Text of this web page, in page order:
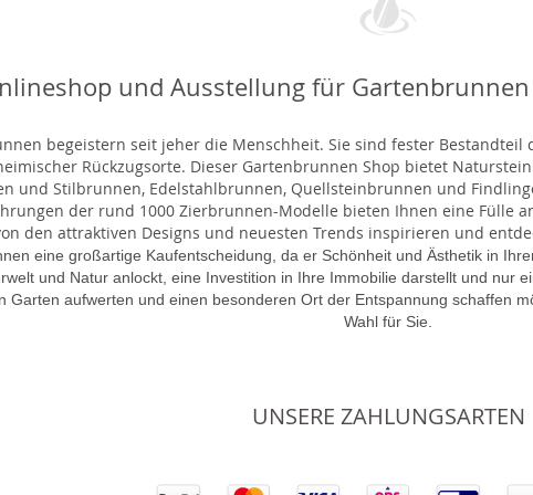
und Ausstellung für
begeistern seit jeher die Menschheit. Sie sind fester
Rückzugsorte. Dieser Gartenbrunnen Shop bietet
und Stilbrunnen, Edelstahlbrunnen, Quellsteinbrunnen und
der rund 1000 Zierbrunnen-Modelle bieten Ihnen eine Fülle
den attraktiven Designs und neuesten Trends inspirieren und
eine großartige Kaufentscheidung, da er Schönheit und Ästhetik in
und Natur anlockt, eine Investition in Ihre Immobilie darstellt und nur
Garten aufwerten und einen besonderen Ort der Entspannung schaffen
Wahl für Sie.
UNSERE ZAHLUNGSARTEN